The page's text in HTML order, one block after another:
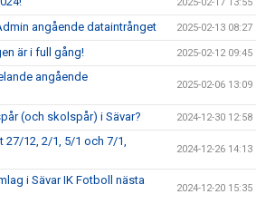
angående dataintrånget 2025-02-13 08:27
är i full gång! 2025-02-12 09:45
angående
2025-02-06 13:09
(och skolspår) i Sävar? 2024-12-30 12:58
27/12, 2/1, 5/1 och 7/1,
2024-12-26 14:13
i Sävar IK Fotboll nästa
2024-12-20 15:35